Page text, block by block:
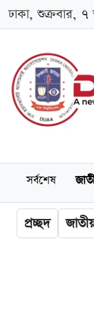
ঢাকা, শুক্রবার,
সর্বশেষ
প্রচ্ছদ